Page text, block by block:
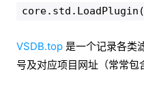
VSDB.top 是一个记录各类
号及对应项目网址（常常包